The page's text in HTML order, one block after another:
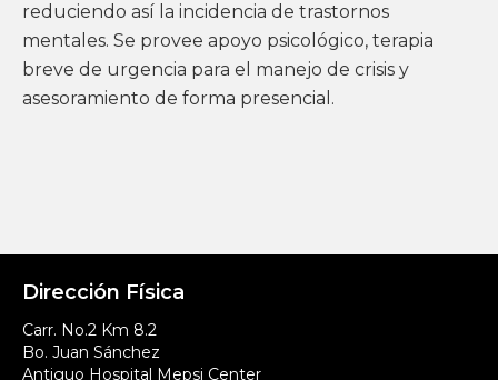
reduciendo así la incidencia de trastornos
mentales. Se provee apoyo psicológico, terapia
breve de urgencia para el manejo de crisis y
asesoramiento de forma presencial.
Dirección Física
Carr. No.2 Km 8.2
Bo. Juan Sánchez
Antiguo Hospital Mepsi Center